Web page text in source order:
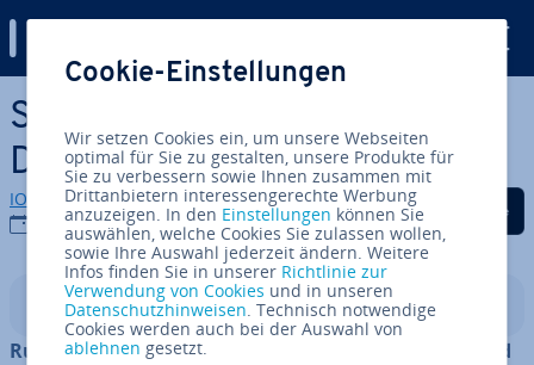
Zum Haupt­in­halt springen
So­cial­Bla­de: Social-Media-
Daten auf Abruf
IONOS Redaktion
19.02.2020
Auf Facebook teilen
Auf Twitter teilen
Auf LinkedIn
In­halts­ver­zeich­nis
Ruhm, Spon­so­ring-Verträge und das ganz große Geld
Cookie-Einstellungen
Wir setzen Cookies ein, um unsere Webseiten
optimal für Sie zu gestalten, unsere Produkte für
Sie zu verbessern sowie Ihnen zusammen mit
Drittanbietern interessengerechte Werbung
anzuzeigen. In den Einstellungen können Sie
auswählen, welche Cookies Sie zulassen wollen,
sowie Ihre Auswahl jederzeit ändern. Weitere
Infos finden Sie in unserer Richtlinie zur
Verwendung von Cookies und in unseren
Datenschutzhinweisen. Technisch notwendige
Cookies werden auch bei der Auswahl von
ablehnen gesetzt.